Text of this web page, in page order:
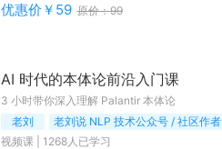
优惠价￥ 59 原价：99
AI 时代的本体论前沿入门课
3 小时带你深入理解 Palantir 本体论
老刘
老刘说 NLP 技术公众号 / 社区作者
视频课| 1268人已学习